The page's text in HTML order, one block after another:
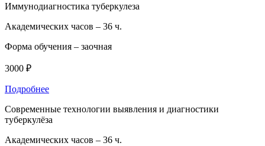
Иммунодиагностика туберкулеза
Академических часов – 36 ч.
Форма обучения – заочная
3000 ₽
Подробнее
Современные технологии выявления и диагностики
туберкулёза
Академических часов – 36 ч.